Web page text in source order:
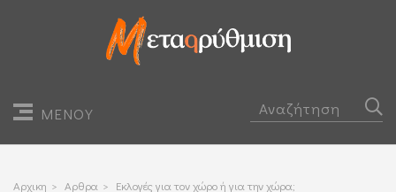
ΜΕΝΟΥ
Αρχικη > Αρθρα > Εκλογές για τον χώρο ή για την χώρα;